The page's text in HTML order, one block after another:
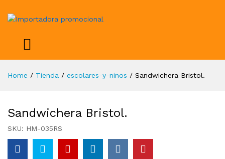
Home / Tienda / escolares-y-ninos / Sandwichera Bristol.
Sandwichera Bristol.
SKU: HM-035RS